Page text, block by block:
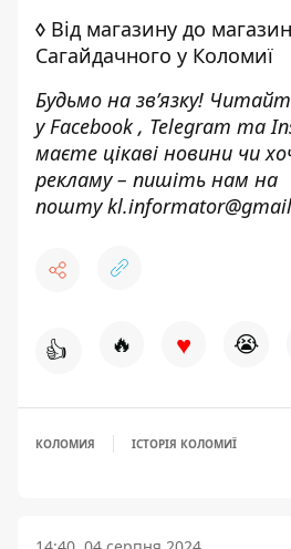
◊ Від магазину до
Сагайдачного у Коломиї
Будьмо на зв’язку!
уFacebook, Telegram та
маєте цікаві новини чи
рекламу – пишіть нам на
пошту
👍 🔥 ♥ 😭
КОЛОМИЯ ІСТОРІЯ КОЛОМИЇ